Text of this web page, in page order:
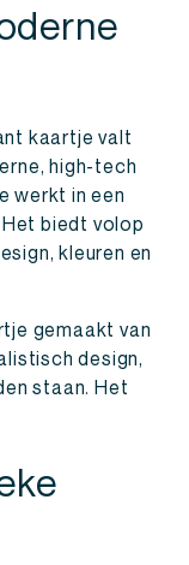
kaartje valt
high-tech
werkt in een
biedt volop
kleuren en
gemaakt van
design,
staan. Het